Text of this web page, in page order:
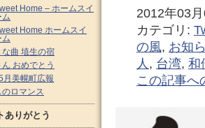
2012年03
カテゴリ:
の風, お知
人 , 台湾, 和
この記事へ
Home – ホームスイ
ム
Home ホームスイ
ム
曲 埴生の宿
おめでとう
月美幌町広報
のロマンス
ありがとう